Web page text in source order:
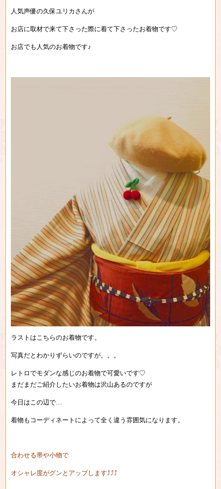
人気声優の久保ユリカさんが
お店に取材で来て下さった際に着て下さったお着物です♡
お店でも人気のお着物です♪
ラストはこちらのお着物です。
写真だとわかりずらいのですが。。。
レトロでモダンな感じのお着物で可愛いです♡
まだまだご紹介したいお着物は沢山あるのですが
今日はこの辺で…
着物もコーディネートによって全く違う雰囲気になります。
合わせる帯や小物で
オシャレ度がグンとアップします⤴︎⤴︎⤴︎